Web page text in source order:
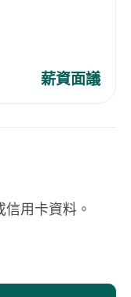
薪資面議
用卡資料。